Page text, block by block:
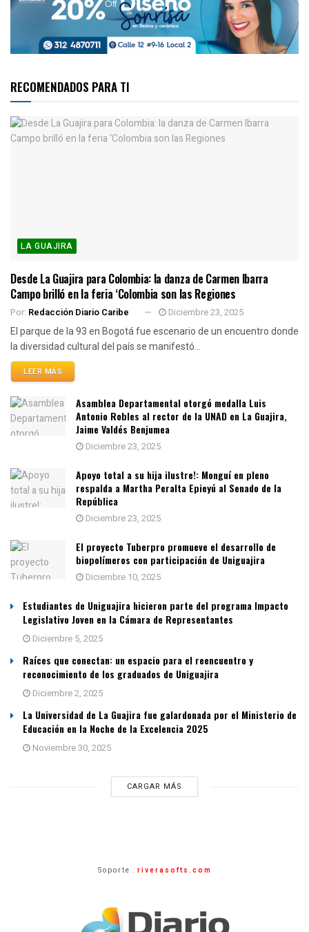
RECOMENDADOS PARA TI
LA GUAJIRA
Desde La Guajira para Colombia: la danza de Carmen Ibarra
Campo brilló en la feria ‘Colombia son las Regiones
Por: Redacción Diario Caribe Diciembre 23, 2025
El parque de la 93 en Bogotá fue escenario de un encuentro donde
la diversidad cultural del país se manifestó...
LEER MÁS
Asamblea Departamental otorgó medalla Luis
Antonio Robles al rector de la UNAD en La Guajira,
Jaime Valdés Benjumea
Diciembre 23, 2025
Apoyo total a su hija ilustre!: Monguí en pleno
respalda a Martha Peralta Epieyú al Senado de la
República
Diciembre 23, 2025
El proyecto Tuberpro promueve el desarrollo de
biopolímeros con participación de Uniguajira
Diciembre 10, 2025
Estudiantes de Uniguajira hicieron parte del programa Impacto
Legislativo Joven en la Cámara de Representantes
Diciembre 5, 2025
Raíces que conectan: un espacio para el reencuentro y
reconocimiento de los graduados de Uniguajira
Diciembre 2, 2025
La Universidad de La Guajira fue galardonada por el Ministerio de
Educación en la Noche de la Excelencia 2025
Noviembre 30, 2025
CARGAR MÁS
Soporte : riverasofts.com